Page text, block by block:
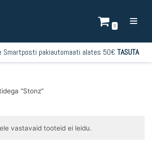
0
Smartposti pakiautomaati alates 50€ TASUTA
“Stonz”
vastavaid tooteid ei leidu.